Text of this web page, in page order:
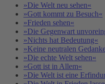
»Die Welt neu sehen«
»Gott kommt zu Besuch«
»Frieden sehen«
»Die Gegenwart
»Nichts hat Bedeutung«
»Keine neutralen
»Die echte Welt sehen«
»Gott ist in Allem«
»Die Welt ist eine